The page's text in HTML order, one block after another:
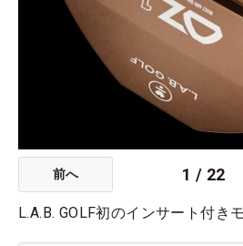
前へ 1 / 22
L.A.B. GOLF初のインサート付き